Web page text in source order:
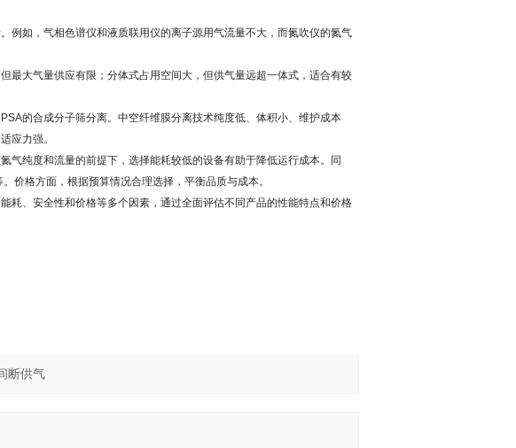
例如，气相色谱仪和液质联用仪的离子源用气流量不大，而氮吹仪的氮气
最大气量供应有限；分体式占用空间大，但供气量远超一体式，适合有较
的合成分子筛分离。中空纤维膜分离技术纯度低、体积小、维护成本
应力强。
气纯度和流量的前提下，选择能耗较低的设备有助于降低运行成本。同
价格方面，根据预算情况合理选择，平衡品质与成本。
耗、安全性和价格等多个因素，通过全面评估不同产品的性能特点和价格